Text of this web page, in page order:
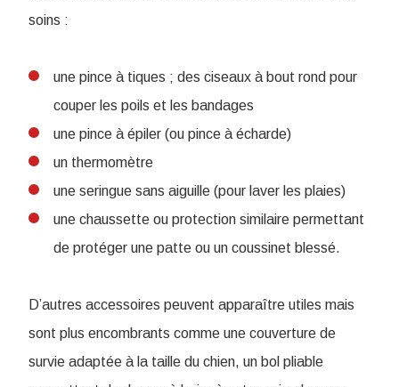
soins :
une pince à tiques ; des ciseaux à bout rond pour
couper les poils et les bandages
une pince à épiler (ou pince à écharde)
un thermomètre
une seringue sans aiguille (pour laver les plaies)
une chaussette ou protection similaire permettant
de protéger une patte ou un coussinet blessé.
D’autres accessoires peuvent apparaître utiles mais
sont plus encombrants comme une couverture de
survie adaptée à la taille du chien, un bol pliable